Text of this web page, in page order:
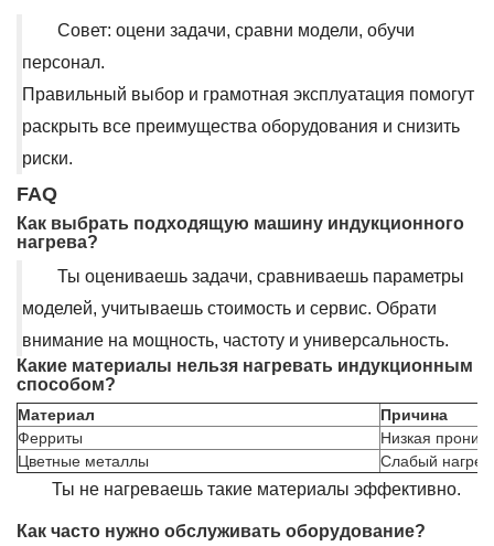
Совет: оцени задачи, сравни модели, обучи
персонал.
Правильный выбор и грамотная эксплуатация помогут
раскрыть все преимущества оборудования и снизить
риски.
FAQ
Как выбрать подходящую машину индукционного
нагрева?
Ты оцениваешь задачи, сравниваешь параметры
моделей, учитываешь стоимость и сервис. Обрати
внимание на мощность, частоту и универсальность.
Какие материалы нельзя нагревать индукционным
способом?
Материал
Причина
Ферриты
Низкая
Цветные металлы
Слабый нагрев
Ты не нагреваешь такие материалы эффективно.
Как часто нужно обслуживать оборудование?